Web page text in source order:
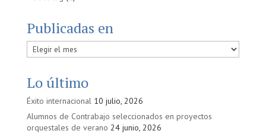
Publicadas en
Publicadas
en
Lo último
Éxito internacional 10 julio, 2026
Alumnos de Contrabajo seleccionados en proyectos
orquestales de verano 24 junio, 2026